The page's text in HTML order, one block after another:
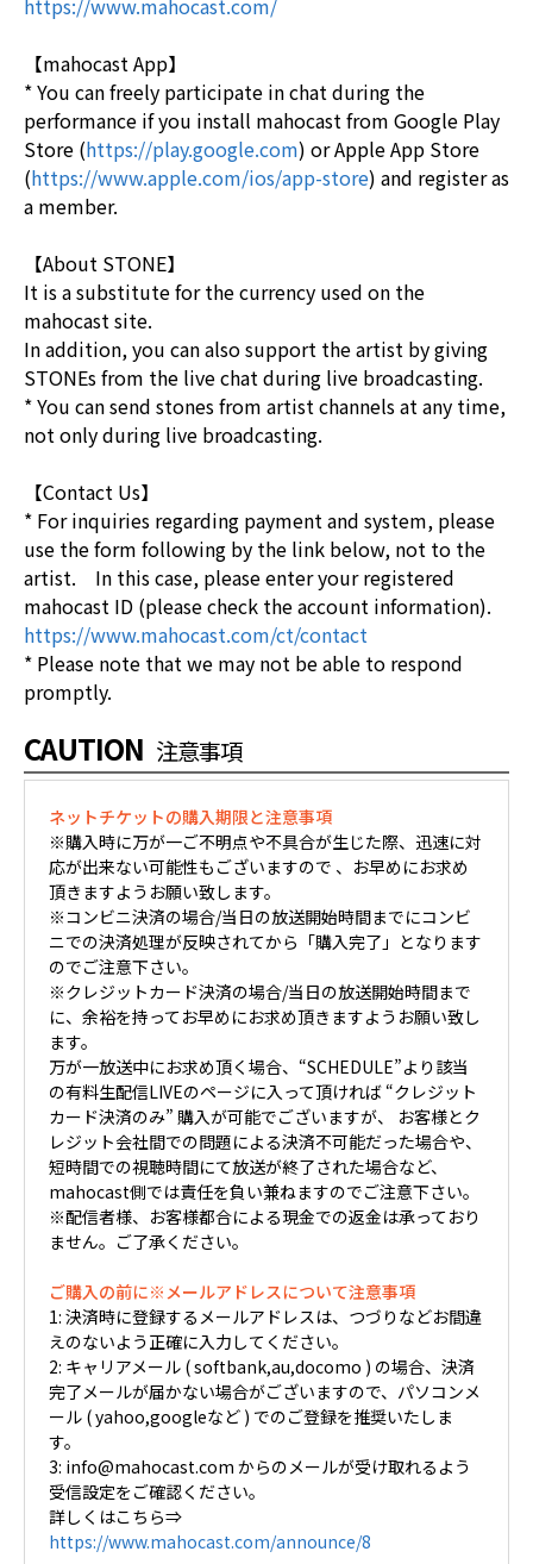
https://www.mahocast.com/
【mahocast App】
* You can freely participate in chat during the
performance if you install mahocast from Google Play
Store (https://play.google.com) or Apple App Store
(https://www.apple.com/ios/app-store) and register as
a member.
【About STONE】
It is a substitute for the currency used on the
mahocast site.
In addition, you can also support the artist by giving
STONEs from the live chat during live broadcasting.
* You can send stones from artist channels at any time,
not only during live broadcasting.
【Contact Us】
* For inquiries regarding payment and system, please
use the form following by the link below, not to the
artist. In this case, please enter your registered
mahocast ID (please check the account information).
https://www.mahocast.com/ct/contact
* Please note that we may not be able to respond
promptly.
CAUTION 注意事項
ネットチケットの購入期限と注意事項
※購入時に万が一ご不明点や不具合が生じた際、迅速に対
応が出来ない可能性もございますので 、お早めにお求め
頂きますようお願い致します。
※コンビニ決済の場合/当日の放送開始時間までにコンビ
ニでの決済処理が反映されてから「購入完了」となります
のでご注意下さい。
※クレジットカード決済の場合/当日の放送開始時間まで
に、余裕を持ってお早めにお求め頂きますようお願い致し
ます。
万が一放送中にお求め頂く場合、“SCHEDULE”より該当
の有料生配信LIVEのページに入って頂ければ “クレジット
カード決済のみ” 購入が可能でございますが、 お客様とク
レジット会社間での問題による決済不可能だった場合や、
短時間での視聴時間にて放送が終了された場合など、
mahocast側では責任を負い兼ねますのでご注意下さい。
※配信者様、お客様都合による現金での返金は承っており
ません。ご了承ください。
ご購入の前に※メールアドレスについて注意事項
1: 決済時に登録するメールアドレスは、つづりなどお間違
えのないよう正確に入力してください。
2: キャリアメール ( softbank,au,docomo ) の場合、決済
完了メールが届かない場合がございますので、パソコンメ
ール ( yahoo,googleなど ) でのご登録を推奨いたしま
す。
3: info@mahocast.com からのメールが受け取れるよう
受信設定をご確認ください。
詳しくはこちら⇒
https://www.mahocast.com/announce/8